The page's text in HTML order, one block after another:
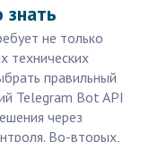
знать
не только
технических
правильный
Telegram Bot API
через
Во-вторых,